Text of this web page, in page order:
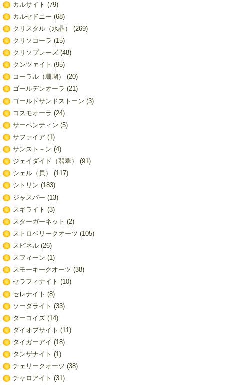
カルサイト (79)
カルセドニー (68)
クリスタル（水晶）
(269)
クリソコーラ (15)
クリソプレーズ(48)
クンツァイト (95)
コーラル（珊瑚）
(20)
ゴールデンオーラ (21)
ゴールドサンドストーン (3)
コスモオーラ (24)
サーペンティン (5)
サファイア (1)
サンスト－ン (4)
ジェイダイド（翡翠）
(91)
シェル（貝）
(117)
シトリン (183)
ジャスパー (13)
スギライト (3)
スターガーネット (2)
ストロベリークオーツ (105)
スピネル(26)
スフィーン (1)
スモーキークオーツ (38)
セラフィナイト (10)
セレナイト (8)
ソーダライト (33)
ターコイズ(14)
ダイオプサイト (11)
タイガーアイ (18)
タンザナイト (1)
チェリークオーツ (38)
チャロアイト (31)